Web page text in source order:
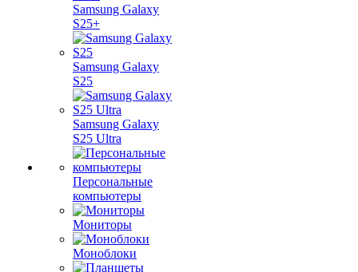
Samsung Galaxy
S25+
Samsung Galaxy
S25
Samsung Galaxy
S25 Ultra
Персональные
компьютеры
Мониторы
Моноблоки